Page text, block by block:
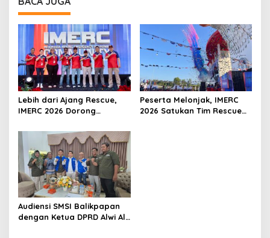
Lebih dari Ajang Rescue,
IMERC 2026 Dorong
Kompeten untuk Indonesia
Peserta Melonjak, IMERC
2026 Satukan Tim Rescue
Audiensi SMSI Balikpapan
dengan Ketua DPRD Alwi Al